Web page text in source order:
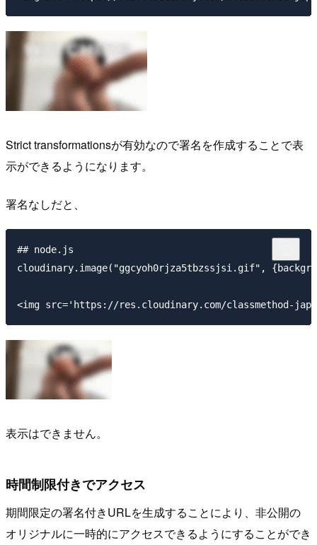
Strict transformationsが有効なので署名を作成することで表
示ができるようになります。
署名なしだと、
## node.js
cloudinary.image("ggcyoh0rjza5tbzssjsi.gif",
表示はできません。
時間制限付きでアクセス
期間限定の署名付きURLを生成することにより、非公開の
オリジナルに一時的にアクセスできるようにすることができ